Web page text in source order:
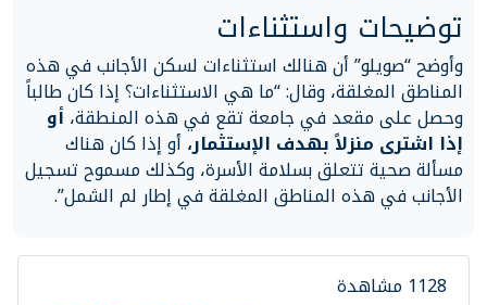
توضيحات واستثناءات
وأوضح “صويلو” أن هنالك استثناءات لسكن الأجانب في هذه
المناطق المغلقة، وقال: “ما هي الاستثناءات؟ إذا كان طالباً
وحصل على مقعد في جامعة تقع في هذه المنطقة، أو
إذا اشترى منزلاً بهدف الإستثمار،أو إذا كان هناك
مسألة صحية تتعلق بسلامة الأسرة، وكذلك مسموح تسجيل
الأجانب في هذه المناطق المغلقة في إطار لم الشمل”.
1128 مشاهدة